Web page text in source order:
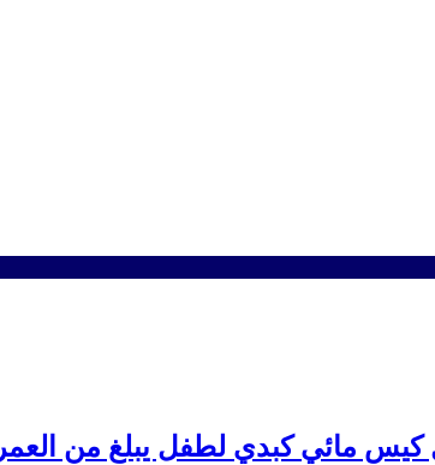
مائي كبدي لطفل يبلغ من العمر 13 سنة